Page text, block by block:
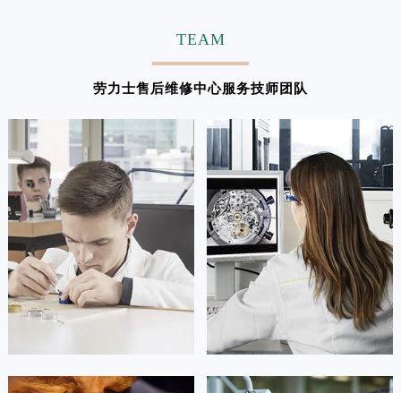
TEAM
劳力士售后维修中心服务技师团队